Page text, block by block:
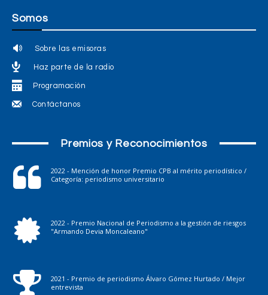
Somos
Sobre las emisoras
Haz parte de la radio
Programación
Contáctanos
Premios y Reconocimientos
2022 - Mención de honor Premio CPB al mérito periodístico /
Categoría: periodismo universitario
2022 - Premio Nacional de Periodismo a la gestión de riesgos
"Armando Devia Moncaleano"
2021 - Premio de periodismo Álvaro Gómez Hurtado / Mejor
entrevista